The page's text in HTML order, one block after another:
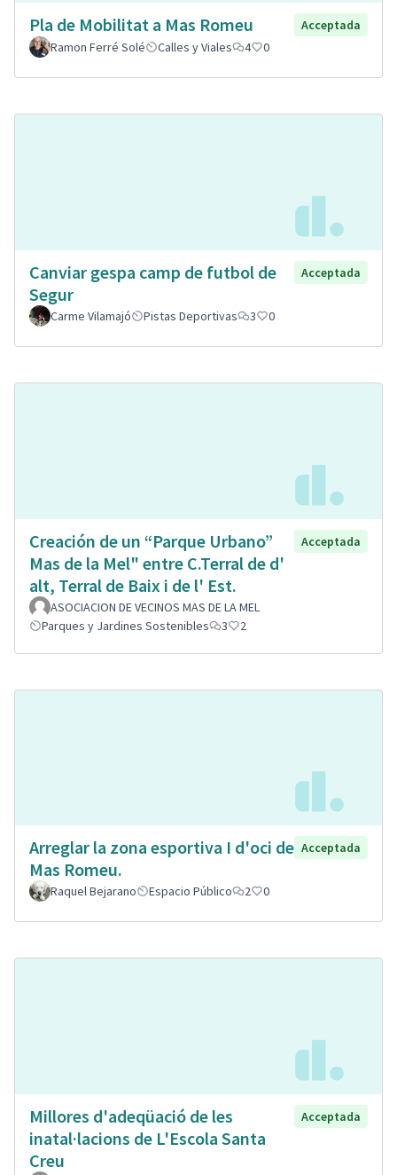
Pla de Mobilitat a Mas Romeu
Acceptada
Ramon Ferré Solé
Calles y Viales 4 0
Canviar gespa camp de futbol de
Segur
Acceptada
Carme Vilamajó Pistas Deportivas 3 0
Creación de un “Parque Urbano”
Mas de la Mel" entre C.Terral de d'
alt, Terral de Baix i de l' Est.
Acceptada
ASOCIACION DE VECINOS MAS DE LA MEL
Parques y Jardines Sostenibles
3 2
Arreglar la zona esportiva I d'oci de
Mas Romeu.
Acceptada
Raquel Bejarano Espacio Público 2 0
Millores d'adeqüació de les
inatal·lacions de L'Escola Santa
Creu
Acceptada